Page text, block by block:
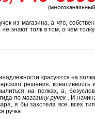
из магазина, а что,
знают толк в том, о чем
красуются на
решения, креативность
на полках, а,
помагазину ручек . И
я бы захотела все, всех
ручка.